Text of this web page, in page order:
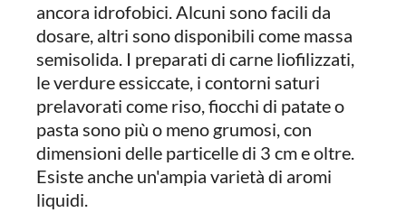
ancora idrofobici. Alcuni sono facili da
dosare, altri sono disponibili come massa
semisolida. I preparati di carne liofilizzati,
le verdure essiccate, i contorni saturi
prelavorati come riso, fiocchi di patate o
pasta sono più o meno grumosi, con
dimensioni delle particelle di 3 cm e oltre.
Esiste anche un'ampia varietà di aromi
liquidi.